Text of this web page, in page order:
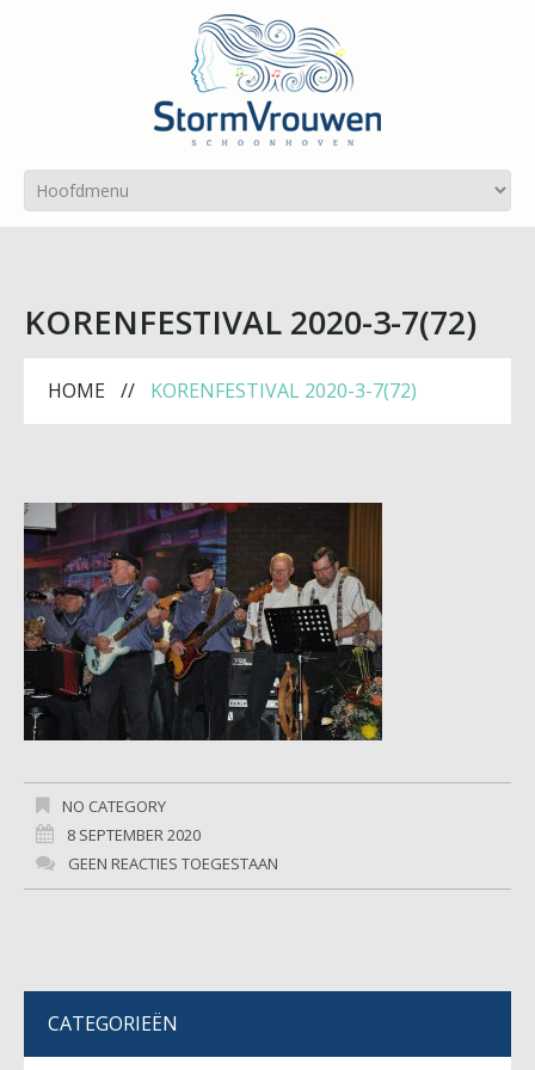
KORENFESTIVAL 2020-3-7(72)
HOME KORENFESTIVAL 2020-3-7(72)
NO CATEGORY
8 SEPTEMBER 2020
GEEN REACTIES TOEGESTAAN
CATEGORIEËN